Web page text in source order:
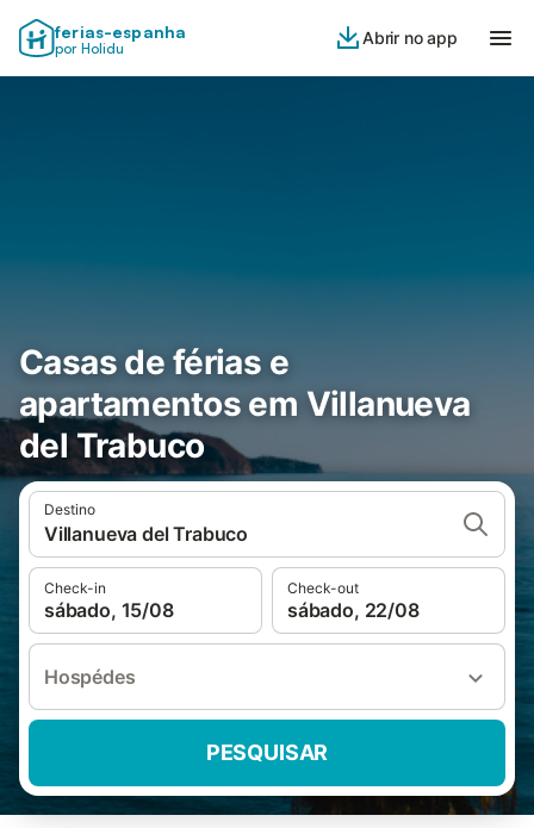
ferias-espanha
por Holidu
Abrir no app
Casas de férias e
apartamentos em Villanueva
del Trabuco
Destino
Villanueva del Trabuco
Check-in
sábado, 15/08
Check-out
sábado, 22/08
Hospédes
PESQUISAR